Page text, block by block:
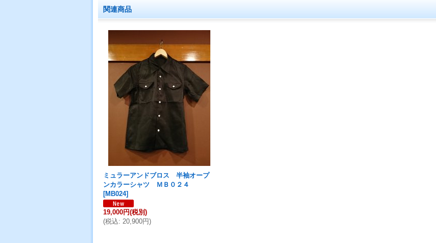
関連商品
ミュラーアンドブロス 半袖オープ
ンカラーシャツ ＭＢ０２４
[MB024]
19,000円(税別)
(税込: 20,900円)